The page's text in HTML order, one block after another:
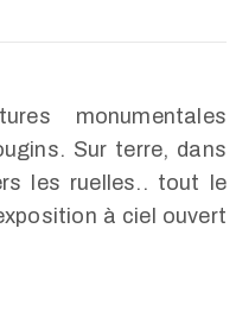
monumentales
Sur terre, dans
les ruelles.. tout le
à ciel ouvert